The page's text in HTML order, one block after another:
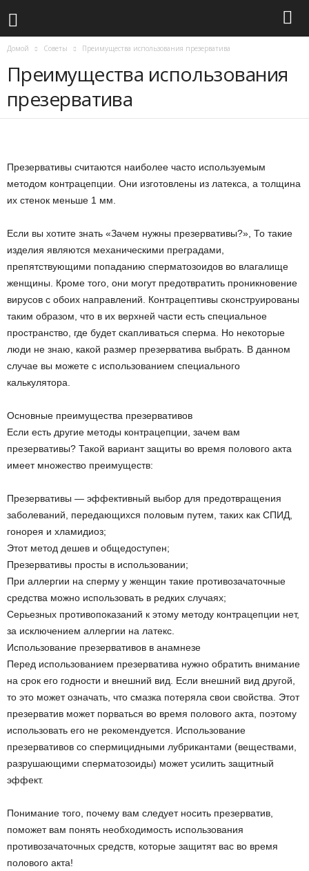
Домой Советы Преимущества использования презерватива
Преимущества использования
презерватива
Презервативы считаются наиболее часто используемым
методом контрацепции. Они изготовлены из латекса, а толщина
их стенок меньше 1 мм.
Если вы хотите знать «Зачем нужны презервативы?», То такие
изделия являются механическими преградами,
препятствующими попаданию сперматозоидов во влагалище
женщины. Кроме того, они могут предотвратить проникновение
вирусов с обоих направлений. Контрацептивы сконструированы
таким образом, что в их верхней части есть специальное
пространство, где будет скапливаться сперма. Но некоторые
люди не знаю, какой размер презерватива выбрать. В данном
случае вы можете с использованием специального
калькулятора.
Основные преимущества презервативов
Если есть другие методы контрацепции, зачем вам
презервативы? Такой вариант защиты во время полового акта
имеет множество преимуществ:
Презервативы — эффективный выбор для предотвращения
заболеваний, передающихся половым путем, таких как СПИД,
гонорея и хламидиоз;
Этот метод дешев и общедоступен;
Презервативы просты в использовании;
При аллергии на сперму у женщин такие противозачаточные
средства можно использовать в редких случаях;
Серьезных противопоказаний к этому методу контрацепции нет,
за исключением аллергии на латекс.
Использование презервативов в анамнезе
Перед использованием презерватива нужно обратить внимание
на срок его годности и внешний вид. Если внешний вид другой,
то это может означать, что смазка потеряла свои свойства. Этот
презерватив может порваться во время полового акта, поэтому
использовать его не рекомендуется. Использование
презервативов со спермицидными лубрикантами (веществами,
разрушающими сперматозоиды) может усилить защитный
эффект.
Понимание того, почему вам следует носить презерватив,
поможет вам понять необходимость использования
противозачаточных средств, которые защитят вас во время
полового акта!